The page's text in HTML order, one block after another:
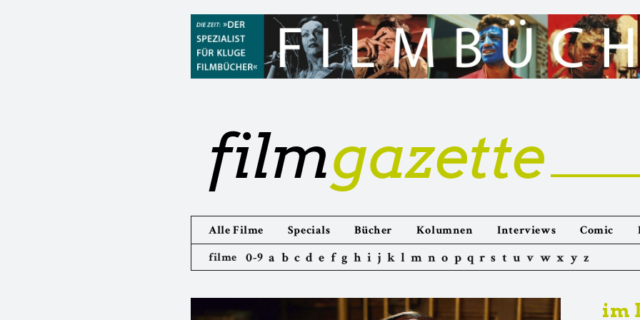
filmgazette
Alle Filme Specials Bücher Kolumnen Interviews Comic
filme 0-9 a b c d e f g h i j k l m n o p q r s t u v w x y z
im